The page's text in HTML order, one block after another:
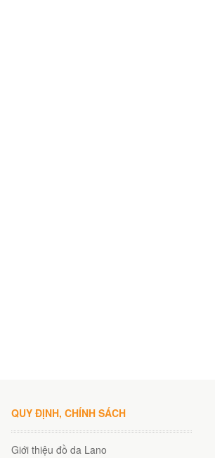
QUY ĐỊNH, CHÍNH SÁCH
Giới thiệu đồ da Lano